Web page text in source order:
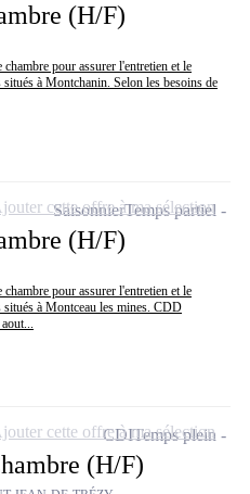
(H/F)
pour assurer l'entretien et le
à Montchanin. Selon les besoins de
(H/F)
pour assurer l'entretien et le
situés à Montceau les mines. CDD
SaisonnierTemps partiel
cette offre à ma sélection
(H/F)
CDITemps plein
cette offre à ma sélection